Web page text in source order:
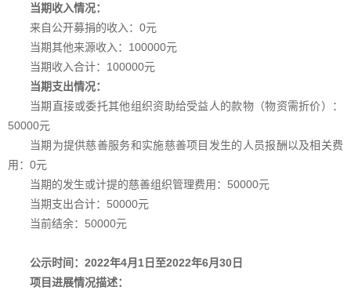
当期收入情况：
来自公开募捐的收入：0元
当期其他来源收入： 100000元
当期收入合计： 100000元
当期支出情况：
当期直接或委托其他组织资助给受益人的款物（物资需折价）：
50000元
当期为提供慈善服务和实施慈善项目 发生的人员报酬以及相关费
用：0元
当期的发生或计提的慈善组织管理费用：50000元
当期支出合计： 50000元
当前结余： 50000元
公示时间：2022年4月1日至2022年6月30日
项目进展情况描述：